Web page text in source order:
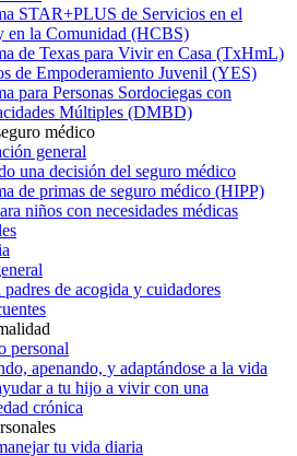
STAR+PLUS de Servicios en el
en la Comunidad (HCBS)
de Texas para Vivir en Casa (TxHmL)
de Empoderamiento Juvenil (YES)
para Personas Sordociegas con
Múltiples (DMBD)
médico
general
una decisión del seguro médico
de primas de seguro médico (HIPP)
niños con necesidades médicas
padres de acogida y cuidadores
personal
apenando, y adaptándose a la vida
a tu hijo a vivir con una
crónica
tu vida diaria